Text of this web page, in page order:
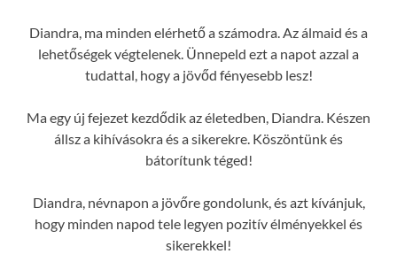
Diandra, ma minden elérhető a számodra. Az álmaid és a
lehetőségek végtelenek. Ünnepeld ezt a napot azzal a
tudattal, hogy a jövőd fényesebb lesz!
Ma egy új fejezet kezdődik az életedben, Diandra. Készen
állsz a kihívásokra és a sikerekre. Köszöntünk és
bátorítunk téged!
Diandra, névnapon a jövőre gondolunk, és azt kívánjuk,
hogy minden napod tele legyen pozitív élményekkel és
sikerekkel!